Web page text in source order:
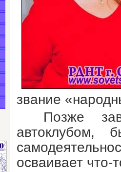
звание
Позже
автоклубом,
осваивает что-